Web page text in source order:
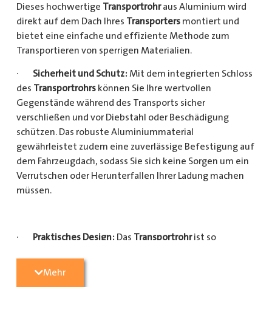
Dieses hochwertige Transportrohraus Aluminium wird
direkt auf dem Dach Ihres Transportersmontiert und
bietet eine einfache und effiziente Methode zum
Transportieren von sperrigen Materialien.
· Sicherheit und Schutz: Mit dem integrierten Schloss
des Transportrohrskönnen Sie Ihre wertvollen
Gegenstände während des Transports sicher
verschließen und vor Diebstahl oder Beschädigung
schützen. Das robuste Aluminiummaterial
gewährleistet zudem eine zuverlässige Befestigung auf
dem Fahrzeugdach, sodass Sie sich keine Sorgen um ein
Verrutschen oder Herunterfallen Ihrer Ladung machen
müssen.
· Praktisches Design: Das Transportrohrist so
Gegenständen sicher und einfach transportieren kann
Mehr